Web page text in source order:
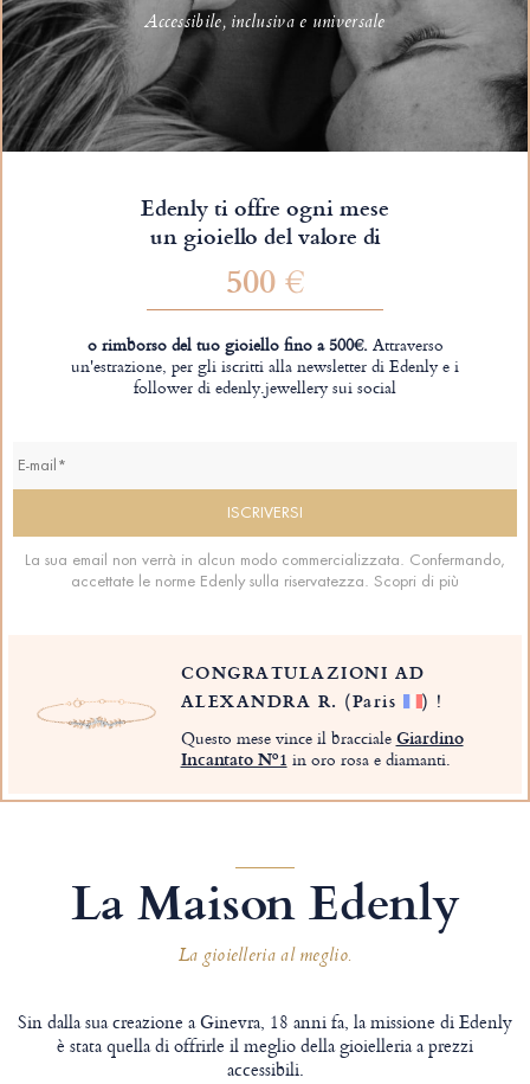
Accessibile, inclusiva e universale
Edenly ti offre ogni mese
un gioiello del valore di
500 €
o rimborso del tuo gioiello fino a 500€.Attraverso
un'estrazione, per gli iscritti alla newsletter di Edenly e i
follower di edenly.jewellery sui social
La sua email non verrà in alcun modo commercializzata. Confermando,
accettate le norme Edenly sulla riservatezza. Scopri di più
CONGRATULAZIONI AD
ALEXANDRA R. (Paris ) !
Questo mese vince il braccialeGiardino
Incantato Nº1 in oro rosa e diamanti.
La Maison Edenly
La gioielleria al meglio.
Sin dalla sua creazione a Ginevra, 18 anni fa, la missione di Edenly
è stata quella di offrirle il meglio della gioielleria a prezzi
accessibili.